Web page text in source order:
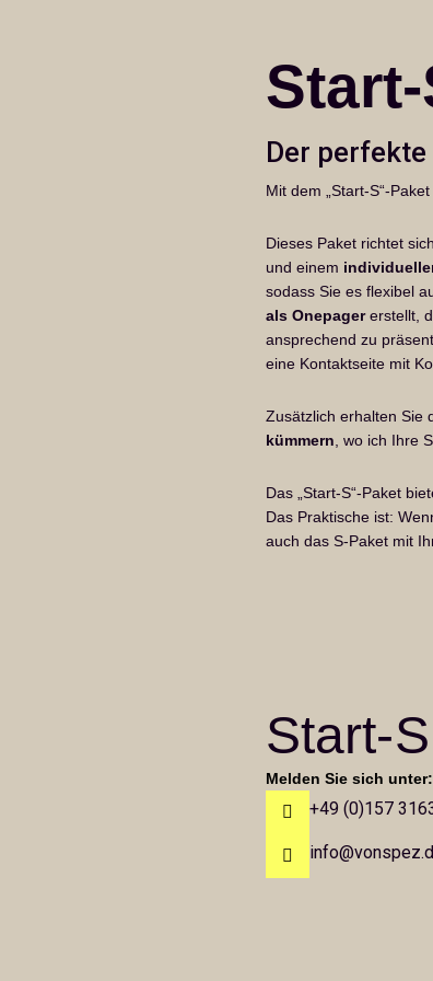
Start-
Der
Mit dem „Start-S“-
Dieses Paket richtet
und einem
sodass Sie es flexibel
als Onepagererstellt,
ansprechend zu
eine Kontaktseite mit
Zusätzlich erhalten Sie
kümmern , wo ich Ihre
Das „Start-S“-Paket
Das Praktische ist:
auch das S-Paket mit
Start-
Melden Sie sich unter:
+49 (0)157